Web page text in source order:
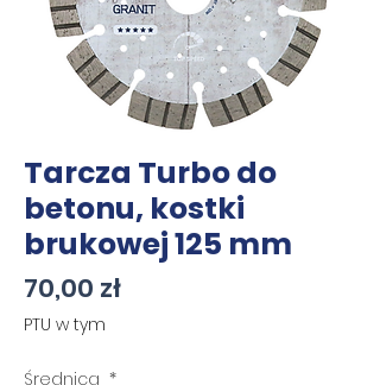
Tarcza Turbo do
betonu, kostki
brukowej 125 mm
70,00 złCena
PTU w tym
Średnica *